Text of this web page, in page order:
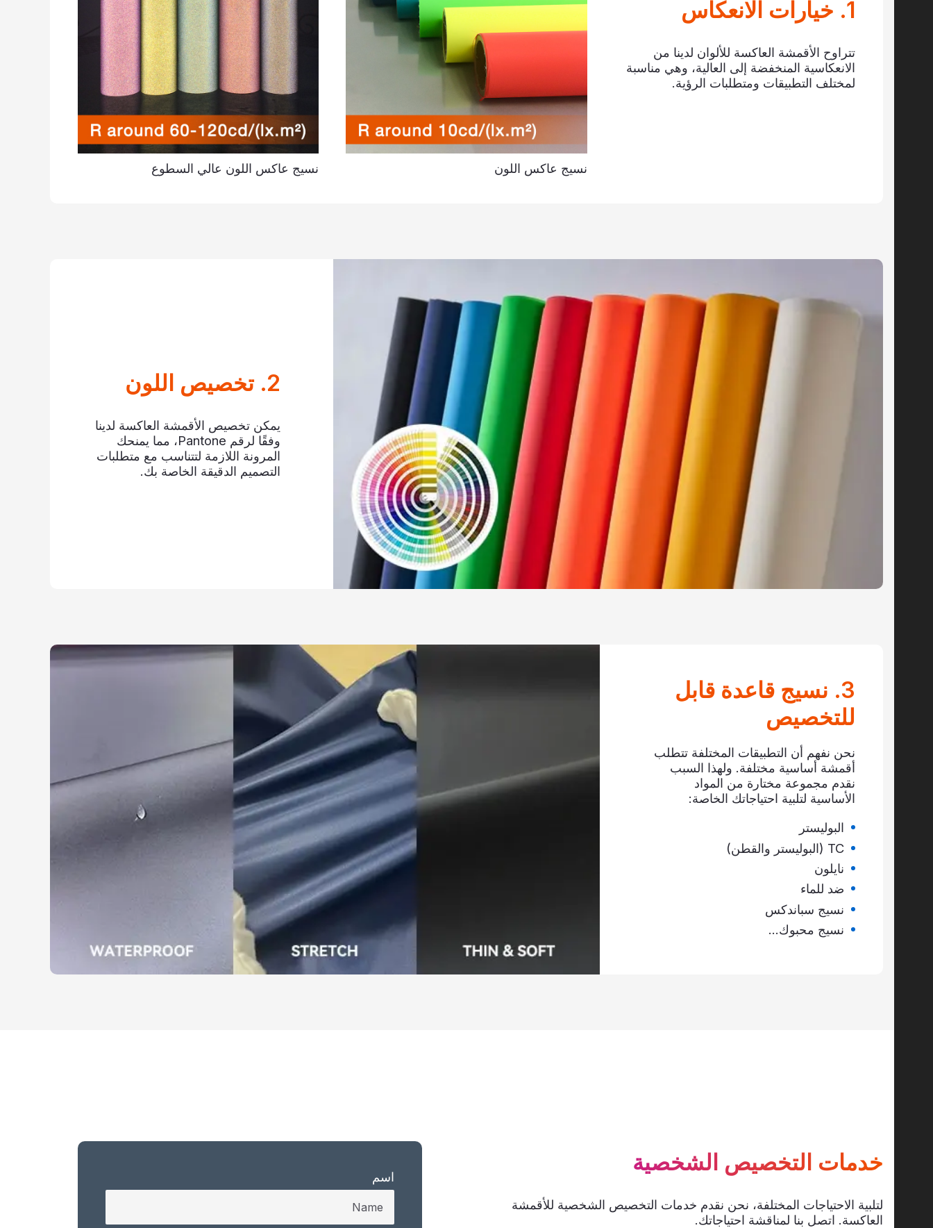
تتراوح الأقمشة العاكسة للألوان لدينا من
الانعكاسية المنخفضة إلى العالية، وهي مناسبة
لمختلف التطبيقات ومتطلبات الرؤية.
نسيج عاكس اللون نسيج عاكس اللون عالي السطوع
يمكن تخصيص الأقمشة العاكسة لدينا
وفقًا لرقم Pantone، مما يمنحك
المرونة اللازمة لتتناسب مع متطلبات
التصميم الدقيقة الخاصة بك.
3. نسيج قاعدة قابل
للتخصيص
نحن نفهم أن التطبيقات المختلفة تتطلب
أقمشة أساسية مختلفة. ولهذا السبب
نقدم مجموعة مختارة من المواد
الأساسية لتلبية احتياجاتك الخاصة:
البوليستر
نايلون
ضد للماء
نسيج سباندكس
نسيج محبوك...
خدمات التخصيص الشخصية
لتلبية الاحتياجات المختلفة، نحن نقدم خدمات التخصيص الشخصية للأقمشة
العاكسة. اتصل بنا لمناقشة احتياجاتك.